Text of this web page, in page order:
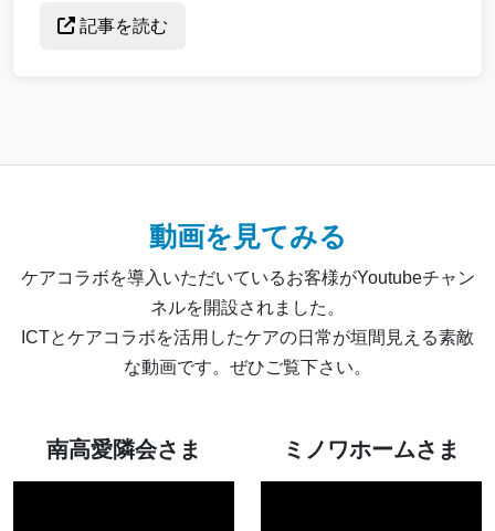
記事を読む
動画を見てみる
ケアコラボを導入いただいているお客様がYoutubeチャン
ネルを開設されました。
ICTとケアコラボを活用したケアの日常が垣間見える素敵
な動画です。ぜひご覧下さい。
南高愛隣会さま ミノワホームさま